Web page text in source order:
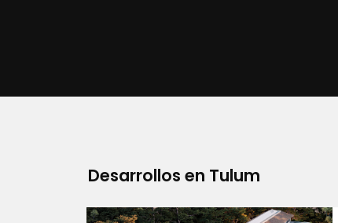
Desarrollos en Tulum